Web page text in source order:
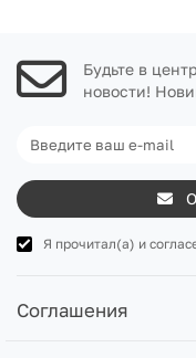
Будьте в
новости!
Я прочитал(а) и
Соглашения